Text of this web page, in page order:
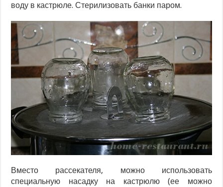
воду в кастрюле. Стерилизовать банки паром.
Вместо рассекателя, можно использовать
специальную насадку на кастрюлю (ее можно